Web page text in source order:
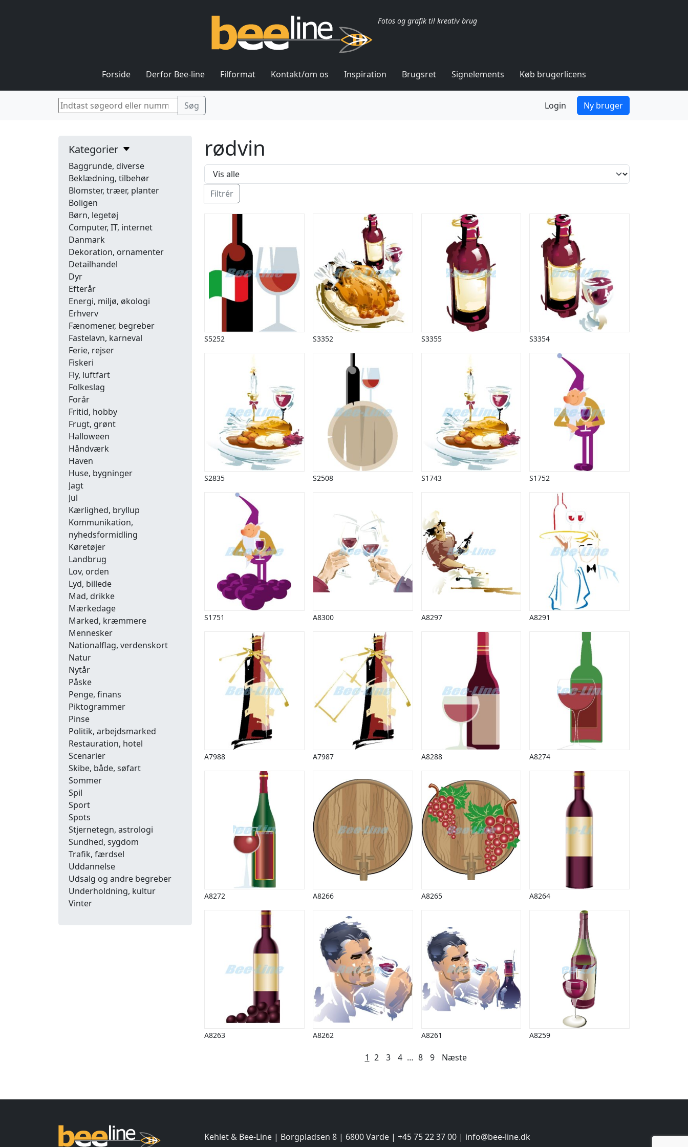
Fotos og grafik til kreativ brug
Forside Derfor Bee-line Filformat Kontakt/om os Inspiration Brugsret Signelements Køb brugerlicens
Login Ny bruger
Kategorier
Baggrunde, diverse
Beklædning, tilbehør
Blomster, træer, planter
Boligen
Børn, legetøj
Computer, IT, internet
Danmark
Dekoration, ornamenter
Detailhandel
Dyr
Efterår
Energi, miljø, økologi
Erhverv
Fænomener, begreber
Fastelavn, karneval
Ferie, rejser
Fiskeri
Fly, luftfart
Folkeslag
Forår
Fritid, hobby
Frugt, grønt
Halloween
Håndværk
Haven
Huse, bygninger
Jagt
Jul
Kærlighed, bryllup
Kommunikation,
nyhedsformidling
Køretøjer
Landbrug
Lov, orden
Lyd, billede
Mad, drikke
Mærkedage
Marked, kræmmere
Mennesker
Nationalflag, verdenskort
Natur
Nytår
Påske
Penge, finans
Piktogrammer
Pinse
Politik, arbejdsmarked
Restauration, hotel
Scenarier
Skibe, både, søfart
Sommer
Spil
Sport
Spots
Stjernetegn, astrologi
Sundhed, sygdom
Trafik, færdsel
Uddannelse
Udsalg og andre begreber
Underholdning, kultur
Vinter
rødvin
Filtrér
S5252 S3352 S3355 S3354
S2835 S2508 S1743 S1752
S1751 A8300 A8297 A8291
A7988 A7987 A8288 A8274
A8272 A8266 A8265 A8264
A8263 A8262 A8261 A8259
1 2 3 4 … 8 9 Næste
Kehlet & Bee-Line | Borgpladsen 8 | 6800 Varde | +45 75 22 37 00 | info@bee-line.dk